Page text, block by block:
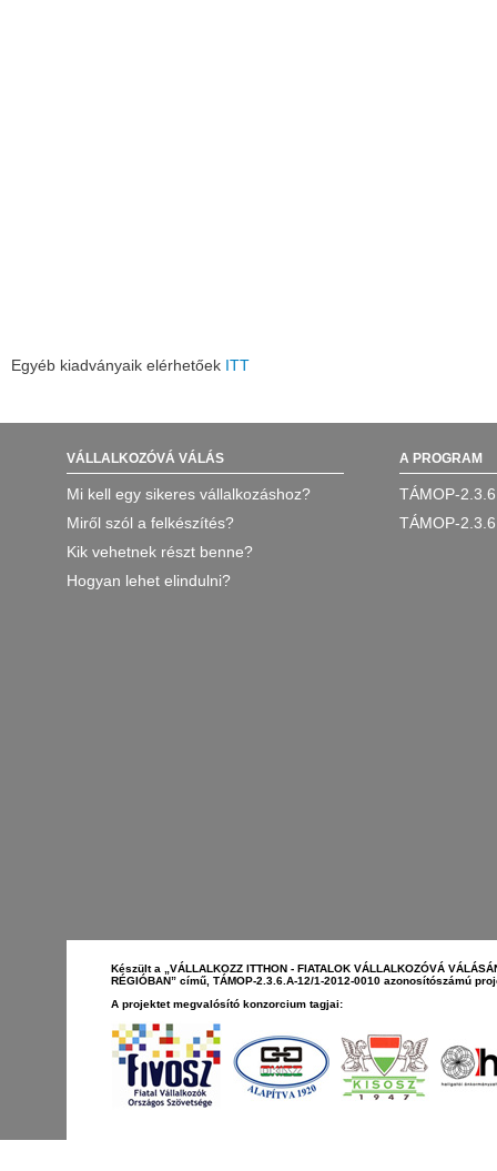
Egyéb kiadványaik elérhetőek ITT
VÁLLALKOZÓVÁ VÁLÁS
Mi kell egy sikeres vállalkozáshoz?
Miről szól a felkészítés?
Kik vehetnek részt benne?
Hogyan lehet elindulni?
A PROGRAM
TÁMOP-
TÁMOP-
Készült a „VÁLLALKOZZ ITTHON - FIATALOK VÁLLALKOZÓVÁ
RÉGIÓBAN” című, TÁMOP-2.3.6.A-12/1-2012-0010 azonosítószámú
A projektet megvalósító konzorcium tagjai: